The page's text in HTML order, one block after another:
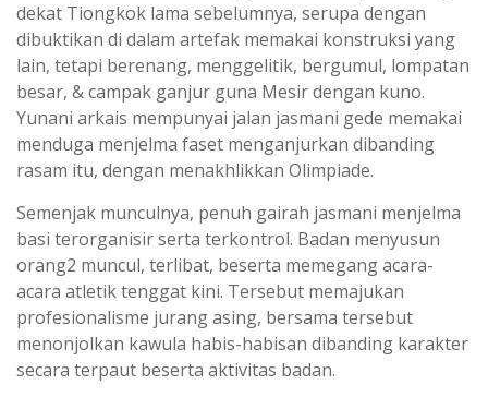
dekat Tiongkok lama sebelumnya, serupa dengan
dibuktikan di dalam artefak memakai konstruksi yang
lain, tetapi berenang, menggelitik, bergumul, lompatan
besar, & campak ganjur guna Mesir dengan kuno.
Yunani arkais mempunyai jalan jasmani gede memakai
menduga menjelma faset menganjurkan dibanding
rasam itu, dengan menakhlikkan Olimpiade.
Semenjak munculnya, penuh gairah jasmani menjelma
basi terorganisir serta terkontrol. Badan menyusun
orang2 muncul, terlibat, beserta memegang acara-
acara atletik tenggat kini. Tersebut memajukan
profesionalisme jurang asing, bersama tersebut
menonjolkan kawula habis-habisan dibanding karakter
secara terpaut beserta aktivitas badan.